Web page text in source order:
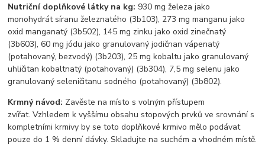
Nutriční doplňkové látky na kg: 930 mg železa jako
monohydrát síranu železnatého (3b103), 273 mg manganu jako
oxid manganatý (3b502), 145 mg zinku jako oxid zinečnatý
(3b603), 60 mg jódu jako granulovaný jodičnan vápenatý
(potahovaný, bezvodý) (3b203), 25 mg kobaltu jako granulovaný
uhličitan kobaltnatý (potahovaný) (3b304), 7,5 mg selenu jako
granulovaný seleničitanu sodného (potahovaný) (3b802).
Krmný návod: Zavěste na místo s volným přístupem
zvířat. Vzhledem k vyššímu obsahu stopových prvků ve srovnání s
kompletními krmivy by se toto doplňkové krmivo mělo podávat
pouze do 1 % denní dávky. Skladujte na suchém a vhodném místě.